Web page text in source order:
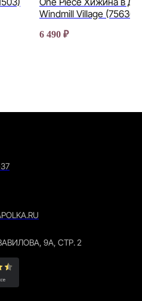
Windmill Village (75636)
6 490 ₽
9А, СТР. 2